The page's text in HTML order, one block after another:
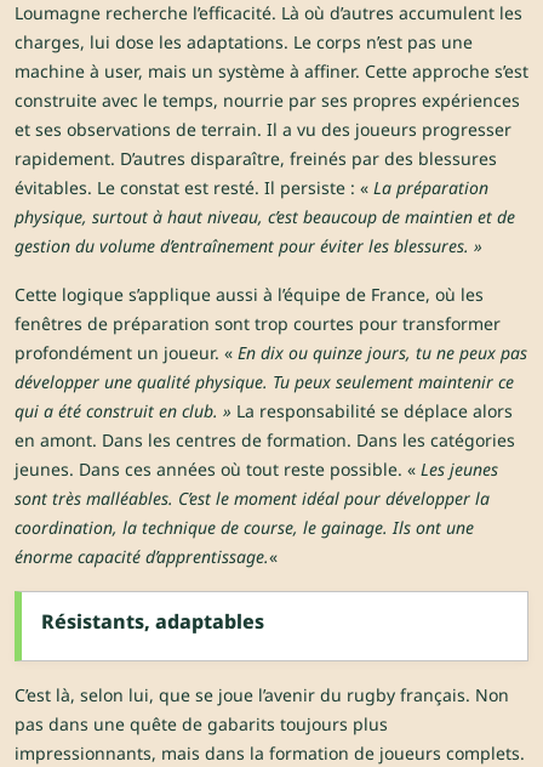
Loumagne recherche l’efficacité. Là où d’autres accumulent les
charges, lui dose les adaptations. Le corps n’est pas une
machine à user, mais un système à affiner. Cette approche s’est
construite avec le temps, nourrie par ses propres expériences
et ses observations de terrain. Il a vu des joueurs progresser
rapidement. D’autres disparaître, freinés par des blessures
évitables. Le constat est resté. Il persiste : « La préparation
physique, surtout à haut niveau, c’est beaucoup de maintien et de
gestion du volume d’entraînement pour éviter les blessures. »
Cette logique s’applique aussi à l’équipe de France, où les
fenêtres de préparation sont trop courtes pour transformer
profondément un joueur. « En dix ou quinze jours, tu ne peux pas
développer une qualité physique. Tu peux seulement maintenir ce
qui a été construit en club. » La responsabilité se déplace alors
en amont. Dans les centres de formation. Dans les catégories
jeunes. Dans ces années où tout reste possible. « Les jeunes
sont très malléables. C’est le moment idéal pour développer la
coordination, la technique de course, le gainage. Ils ont une
énorme capacité d’apprentissage.«
Résistants, adaptables
C’est là, selon lui, que se joue l’avenir du rugby français. Non
pas dans une quête de gabarits toujours plus
impressionnants, mais dans la formation de joueurs complets.